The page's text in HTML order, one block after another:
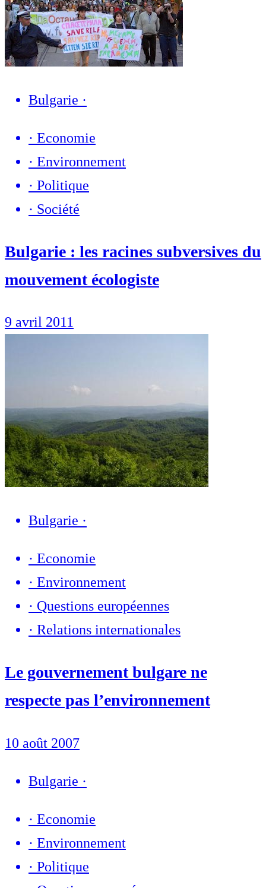
Bulgarie ·
· Economie
· Environnement
· Politique
· Société
Bulgarie : les racines subversives du
mouvement écologiste
9 avril 2011
Bulgarie ·
· Economie
· Environnement
· Questions européennes
· Relations internationales
Le gouvernement bulgare ne
respecte pas l’environnement
10 août 2007
Bulgarie ·
· Economie
· Environnement
· Politique